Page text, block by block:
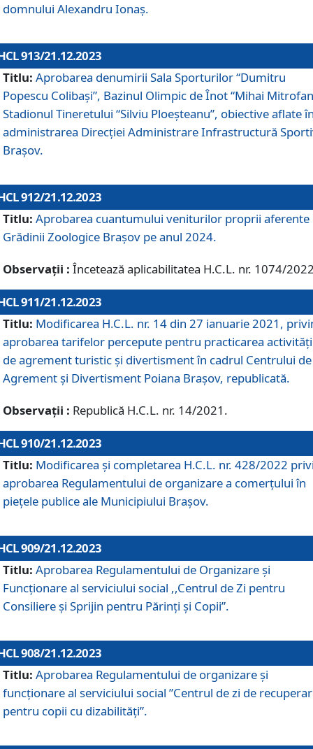
domnului Alexandru Ionaș.
913/21.12.2023
Titlu: Aprobarea denumirii Sala Sporturilor “Dumitru
Popescu Colibași”, Bazinul Olimpic de Înot “Mihai
Stadionul Tineretului “Silviu Ploeșteanu”, obiective aflate
administrarea Direcției Administrare Infrastructură
Brașov.
912/21.12.2023
Titlu: Aprobarea cuantumului veniturilor proprii aferente
Grădinii Zoologice Braşov pe anul 2024.
Observații : Încetează aplicabilitatea H.C.L. nr. 1074/
911/21.12.2023
Titlu: Modificarea H.C.L. nr. 14 din 27 ianuarie 2021,
aprobarea tarifelor percepute pentru practicarea
de agrement turistic și divertisment în cadrul Centrului de
Agrement și Divertisment Poiana Brașov, republicată.
Observații : Republică H.C.L. nr. 14/2021.
910/21.12.2023
Titlu: Modificarea și completarea H.C.L. nr. 428/2022
aprobarea Regulamentului de organizare a comerțului în
piețele publice ale Municipiului Braşov.
909/21.12.2023
Titlu: Aprobarea Regulamentului de Organizare și
Funcționare al serviciului social ,,Centrul de Zi pentru
Consiliere şi Sprijin pentru Părinţi şi Copii”.
908/21.12.2023
Titlu: Aprobarea Regulamentului de organizare şi
funcţionare al serviciului social ”Centrul de zi de
pentru copii cu dizabilități”.